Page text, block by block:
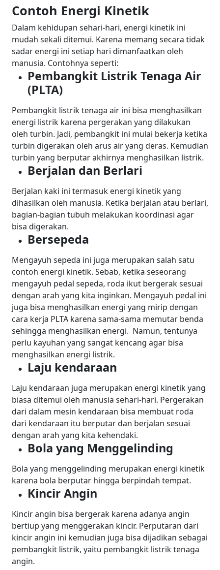
Contoh Energi Kinetik
Dalam kehidupan sehari-hari, energi kinetik ini
mudah sekali ditemui. Karena memang secara tidak
sadar energi ini setiap hari dimanfaatkan oleh
manusia. Contohnya seperti:
Pembangkit Listrik Tenaga Air
(PLTA)
Pembangkit listrik tenaga air ini bisa menghasilkan
energi listrik karena pergerakan yang dilakukan
oleh turbin. Jadi, pembangkit ini mulai bekerja ketika
turbin digerakan oleh arus air yang deras. Kemudian
turbin yang berputar akhirnya menghasilkan listrik.
Berjalan dan Berlari
Berjalan kaki ini termasuk energi kinetik yang
dihasilkan oleh manusia. Ketika berjalan atau berlari,
bagian-bagian tubuh melakukan koordinasi agar
bisa digerakan.
Bersepeda
Mengayuh sepeda ini juga merupakan salah satu
contoh energi kinetik. Sebab, ketika seseorang
mengayuh pedal sepeda, roda ikut bergerak sesuai
dengan arah yang kita inginkan. Mengayuh pedal ini
juga bisa menghasilkan energi yang mirip dengan
cara kerja PLTA karena sama-sama memutar benda
sehingga menghasilkan energi. Namun, tentunya
perlu kayuhan yang sangat kencang agar bisa
menghasilkan energi listrik.
Laju kendaraan
Laju kendaraan juga merupakan energi kinetik yang
biasa ditemui oleh manusia sehari-hari. Pergerakan
dari dalam mesin kendaraan bisa membuat roda
dari kendaraan itu berputar dan berjalan sesuai
dengan arah yang kita kehendaki.
Bola yang Menggelinding
Bola yang menggelinding merupakan energi kinetik
karena bola berputar hingga berpindah tempat.
Kincir Angin
Kincir angin bisa bergerak karena adanya angin
bertiup yang menggerakan kincir. Perputaran dari
kincir angin ini kemudian juga bisa dijadikan sebagai
pembangkit listrik, yaitu pembangkit listrik tenaga
angin.